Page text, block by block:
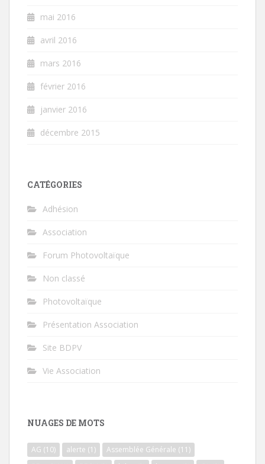
mai 2016
avril 2016
mars 2016
février 2016
janvier 2016
décembre 2015
CATÉGORIES
Adhésion
Association
Forum Photovoltaïque
Non classé
Photovoltaïque
Présentation Association
Site BDPV
Vie Association
NUAGES DE MOTS
AG (10) alerte (1) Assemblée Générale (11)